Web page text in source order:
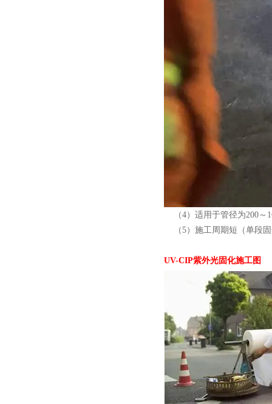
（4）适用于管径为200～
（5）施工周期短（单段固
UV-CIP紫外光固化施工图